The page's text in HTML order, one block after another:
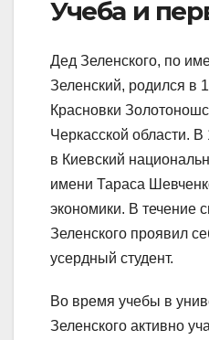
Учеба и
Дед Зеленского, по
Зеленский, родился в
Красновки
Черкасской области. В
в Киевский
имени Тараса
экономики. В течение
Зеленского проявил
усердный студент.
Во время учебы в
Зеленского активно